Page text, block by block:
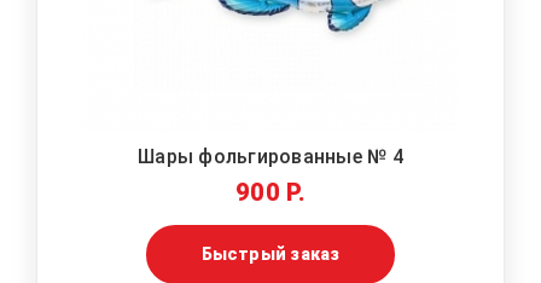
Шары фольгированные № 4
900 Р.
Быстрый заказ